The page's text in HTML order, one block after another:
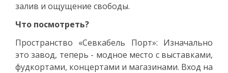
залив и ощущение свободы.
Что посмотреть?
Пространство «Севкабель Порт»: Изначально
это завод, теперь - модное место с выставками,
фудкортами, концертами и магазинами. Вход на